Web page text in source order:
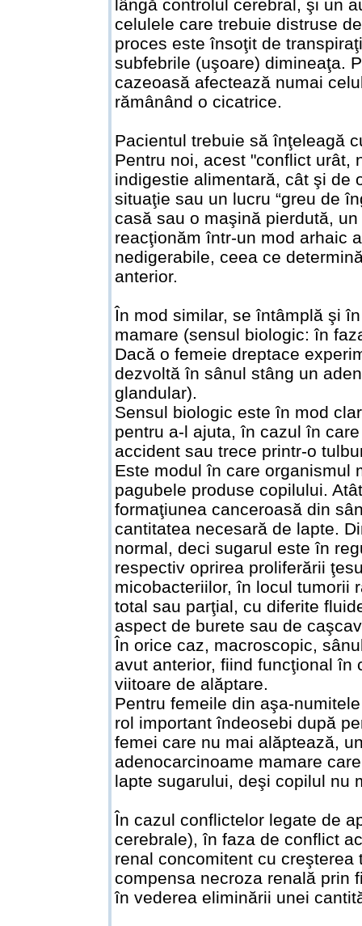
lângă controlul cerebral, şi un
celulele care trebuie distruse
proces este însoţit de
subfebrile (uşoare) dimineaţa.
cazeoasă afectează numai
rămânând o cicatrice.
Pacientul trebuie să înţeleagă
Pentru noi, acest "conflict urât,
indigestie alimentară, cât şi de
situaţie sau un lucru “greu de
casă sau o maşină pierdută,
reacţionăm într-un mod arhaic
nedigerabile, ceea ce
anterior.
În mod similar, se întâmplă şi
mamare (sensul biologic: în
Dacă o femeie dreptace
dezvoltă în sânul stâng un
glandular).
Sensul biologic este în mod
pentru a-l ajuta, în cazul în
accident sau trece printr-o
Este modul în care organismul
pagubele produse copilului.
formaţiunea canceroasă din
cantitatea necesară de lapte.
normal, deci sugarul este în
respectiv oprirea proliferării
micobacteriilor, în locul tumorii
total sau parţial, cu diferite
aspect de burete sau de
În orice caz, macroscopic,
avut anterior, fiind funcţional în
viitoare de alăptare.
Pentru femeile din aşa-
rol important îndeosebi după
femei care nu mai alăptează,
adenocarcinoame mamare
lapte sugarului, deşi copilul nu
În cazul conflictelor legate de
cerebrale), în faza de conflict
renal concomitent cu
compensa necroza renală prin
în vederea eliminării unei